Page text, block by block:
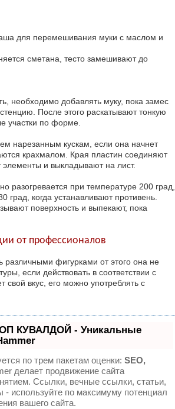
для перемешивания муки с маслом и
сметана, тесто замешивают до
необходимо добавлять муку, пока замес
После этого раскатывают тонкую
участки по форме.
нарезанным кускам, если она начнет
крахмалом. Края пластин соединяют
и выкладывают на лист.
разогревается при температуре 200 град,
град, когда устанавливают противень.
поверхность и выпекают, пока
от профессионалов
фигурками от этого она не
если действовать в соответствии с
свой вкус, его можно употреблять с
КУВАЛДОЙ - Уникальные
по трем пакетам оценки: SEO,
делает продвижение сайта
Ссылки, вечные ссылки, статьи,
- используйте по максимуму потенциал
вашего сайта.